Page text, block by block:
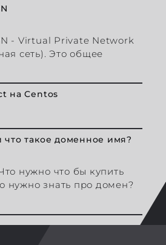
- Virtual Private Network
сеть). Это общее
на Centos
что такое доменное имя?
нужно что бы купить
нужно знать про домен?